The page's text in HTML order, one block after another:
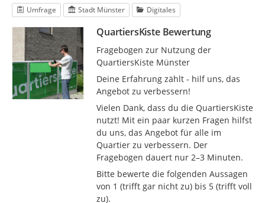
Umfrage Stadt Münster Digitales
QuartiersKiste Bewertung
Fragebogen zur Nutzung der
QuartiersKiste Münster
Deine Erfahrung zählt - hilf uns, das
Angebot zu verbessern!
Vielen Dank, dass du die QuartiersKiste
nutzt! Mit ein paar kurzen Fragen hilfst
du uns, das Angebot für alle im
Quartier zu verbessern. Der
Fragebogen dauert nur 2–3 Minuten.
Bitte bewerte die folgenden Aussagen
von 1 (trifft gar nicht zu) bis 5 (trifft voll
zu).